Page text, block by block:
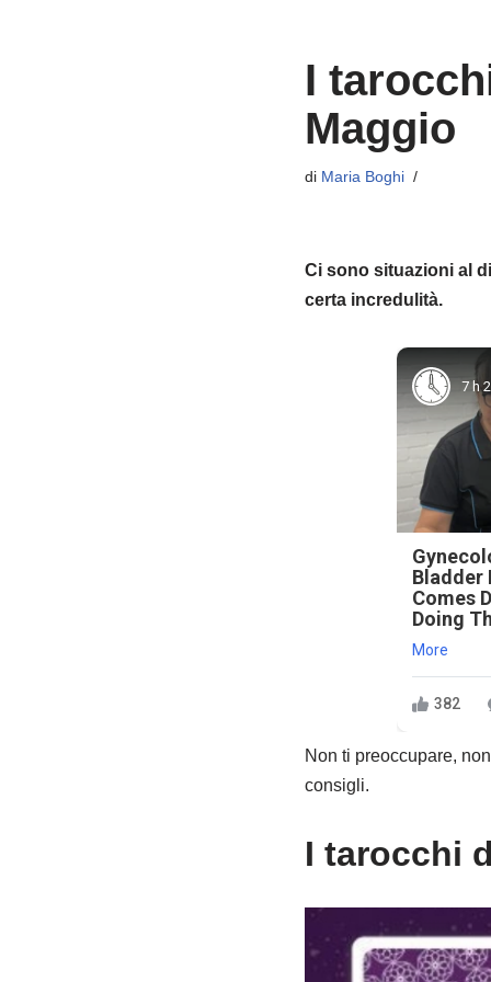
I
Maggio
di Maria Boghi
Ci sono situazioni al
certa incredulità.
7 h
Bladder
Comes
Doing
More
382
Non ti preoccupare,
consigli.
I tarocchi